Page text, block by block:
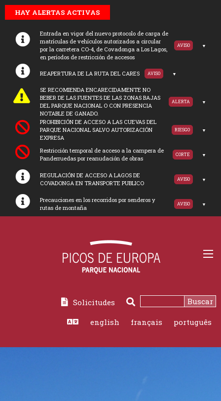
HAY ALERTAS ACTIVAS
Entrada en vigor del nuevo protocolo de carga de
matrículas de vehículos autorizados a circular
por la carretera CO-4, de Covadonga a Los Lagos,
en períodos de restricción de accesos
AVISO
REAPERTURA DE LA RUTA DEL CARES AVISO
SE RECOMIENDA ENCARECIDAMENTE NO
BEBER DE LAS FUENTES DE LAS ZONAS BAJAS
DEL PARQUE NACIONAL O CON PRESENCIA
NOTABLE DE GANADO.
ALERTA
PROHIBICIÓN DE ACCESO A LAS CUEVAS DEL
PARQUE NACIONAL SALVO AUTORIZACIÓN
EXPRESA
RIESGO
Restricción temporal de acceso a la campera de
Panderruedas por reanudación de obras
CORTE
REGULACIÓN DE ACCESO A LAGOS DE
COVADONGA EN TRANSPORTE PUBLICO
AVISO
Precauciones en los recorridos por senderos y
rutas de montaña
AVISO
Solicitudes Buscar
english français português